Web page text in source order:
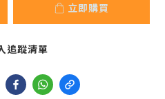
立即購買
追蹤清單